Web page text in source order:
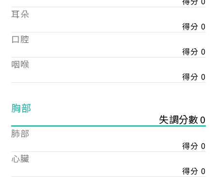
耳朵
得分 0
口腔
得分 0
咽喉
得分 0
胸部
失調分數 0
肺部
得分 0
心臟
得分 0